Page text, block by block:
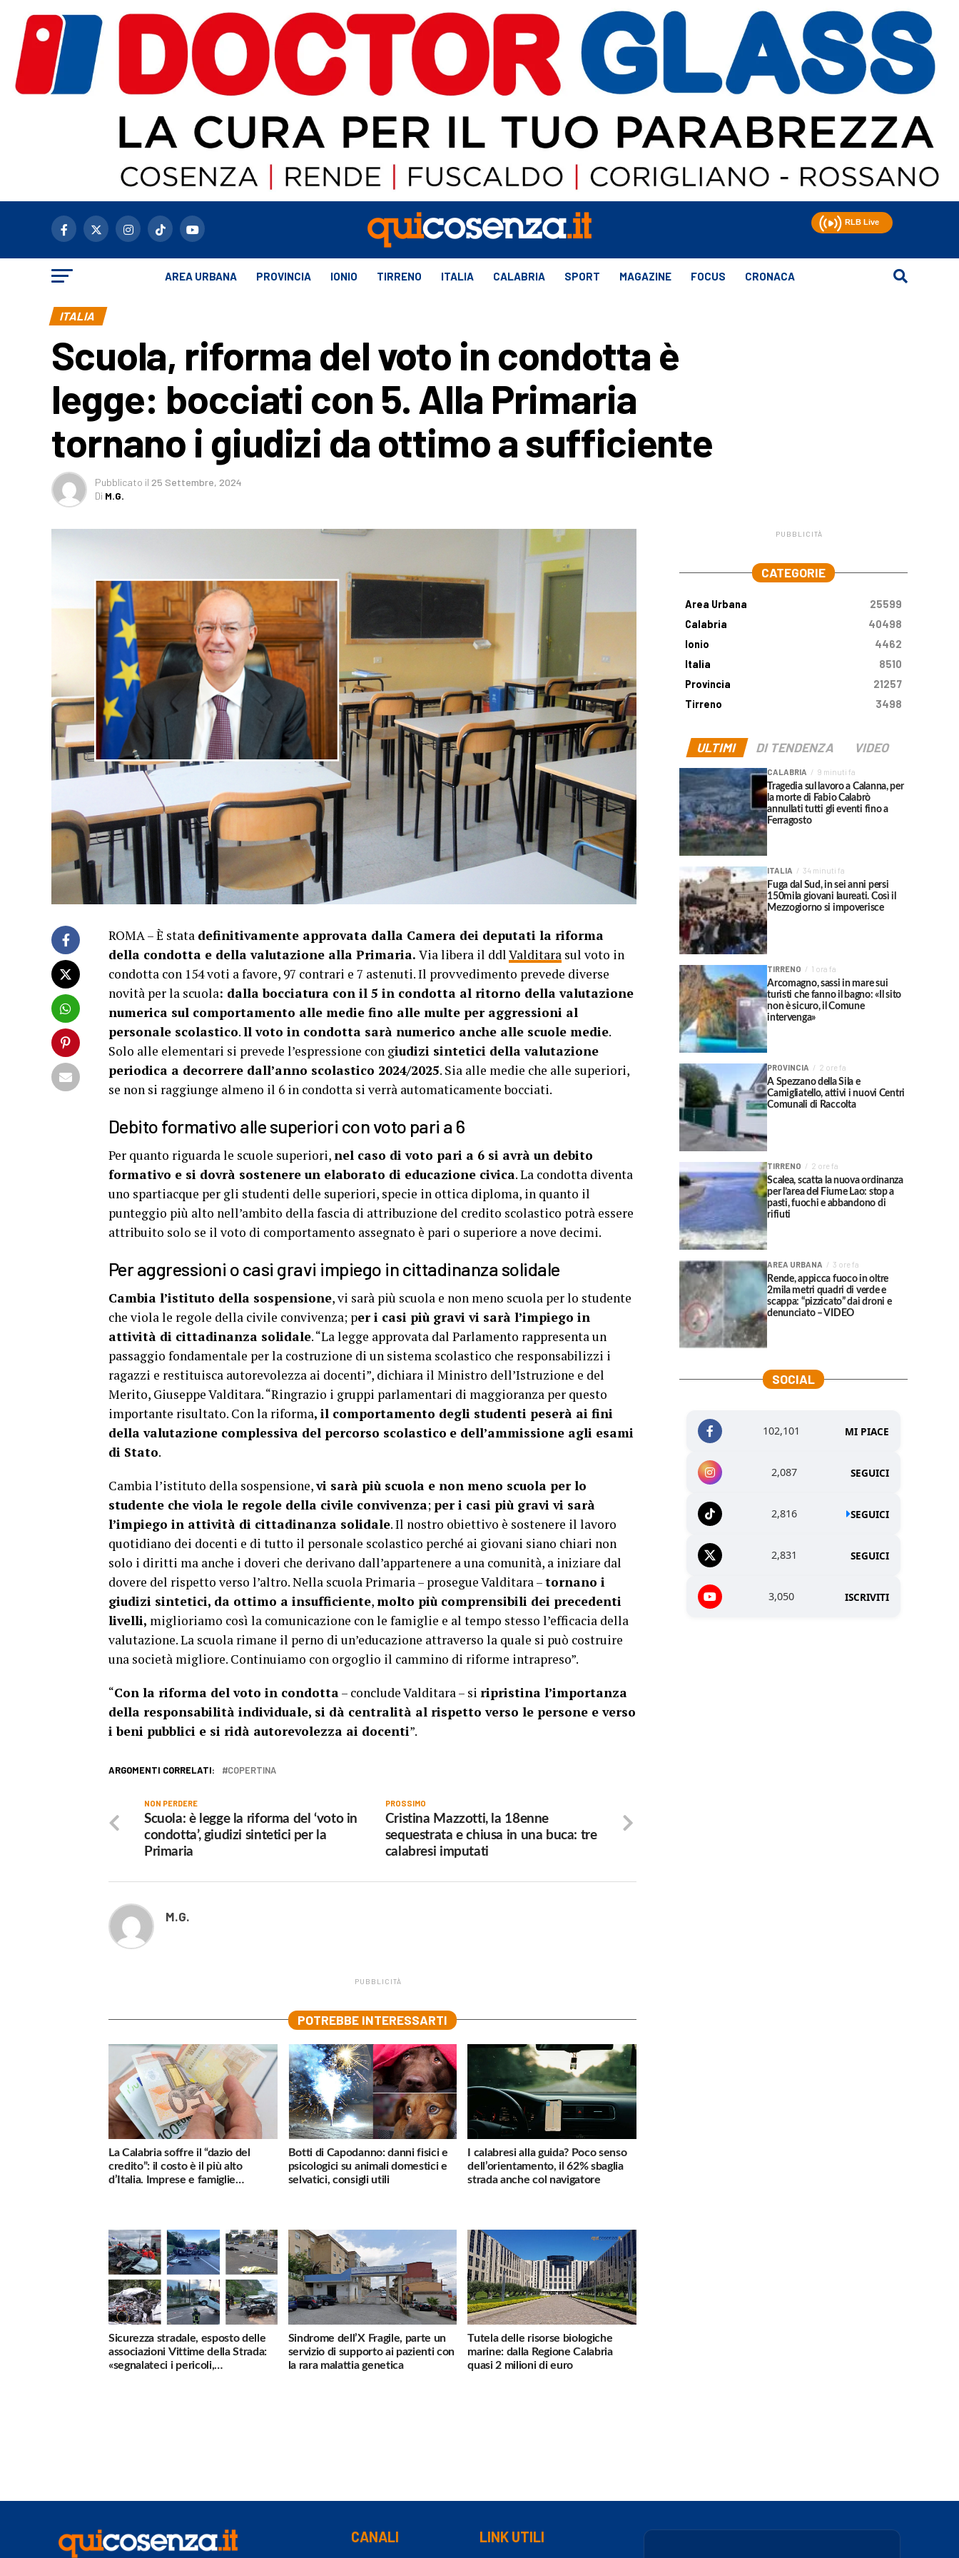
AREA URBANA PROVINCIA IONIO TIRRENO ITALIA CALABRIA SPORT MAGAZINE FOCUS CRONACA
ITALIA
Scuola, riforma del voto in condotta è
legge: bocciati con 5. Alla Primaria
tornano i giudizi da ottimo a sufficiente
Pubblicato il 25 Settembre, 2024
Di M.G.
ROMA – È stata definitivamente approvata dalla Camera dei deputati la riforma
della condotta e della valutazione alla Primaria. Via libera il ddlValditara sul voto in
condotta con 154 voti a favore, 97 contrari e 7 astenuti. Il provvedimento prevede diverse
novità per la scuola: dalla bocciatura con il 5 in condotta al ritorno della valutazione
numerica sul comportamento alle medie fino alle multe per aggressioni al
personale scolastico.ll voto in condotta sarà numerico anche alle scuole medie.
Solo alle elementari si prevede l’espressione con giudizi sintetici della valutazione
periodica a decorrere dall’anno scolastico 2024/2025. Sia alle medie che alle superiori,
se non si raggiunge almeno il 6 in condotta si verrà automaticamente bocciati.
Debito formativo alle superiori con voto pari a 6
Per quanto riguarda le scuole superiori,nel caso di voto pari a 6 si avrà un debito
formativo e si dovrà sostenere un elaborato di educazione civica. La condotta diventa
uno spartiacque per gli studenti delle superiori, specie in ottica diploma, in quanto il
punteggio più alto nell’ambito della fascia di attribuzione del credito scolastico potrà essere
attribuito solo se il voto di comportamento assegnato è pari o superiore a nove decimi.
Per aggressioni o casi gravi impiego in cittadinanza solidale
Cambia l’istituto della sospensione, vi sarà più scuola e non meno scuola per lo studente
che viola le regole della civile convivenza; per i casi più gravi vi sarà l’impiego in
attività di cittadinanza solidale. “La legge approvata dal Parlamento rappresenta un
passaggio fondamentale per la costruzione di un sistema scolastico che responsabilizzi i
ragazzi e restituisca autorevolezza ai docenti”, dichiara il Ministro dell’Istruzione e del
Merito, Giuseppe Valditara. “Ringrazio i gruppi parlamentari di maggioranza per questo
importante risultato. Con la riforma, il comportamento degli studenti peserà ai fini
della valutazione complessiva del percorso scolastico e dell’ammissione agli esami
di Stato.
Cambia l’istituto della sospensione,vi sarà più scuola e non meno scuola per lo
studente che viola le regole della civile convivenza; per i casi più gravi vi sarà
l’impiego in attività di cittadinanza solidale. Il nostro obiettivo è sostenere il lavoro
quotidiano dei docenti e di tutto il personale scolastico perché ai giovani siano chiari non
solo i diritti ma anche i doveri che derivano dall’appartenere a una comunità, a iniziare dal
dovere del rispetto verso l’altro. Nella scuola Primaria – prosegue Valditara –tornano i
giudizi sintetici, da ottimo a insufficiente,molto più comprensibili dei precedenti
livelli, miglioriamo così la comunicazione con le famiglie e al tempo stesso l’efficacia della
valutazione. La scuola rimane il perno di un’educazione attraverso la quale si può costruire
una società migliore. Continuiamo con orgoglio il cammino di riforme intrapreso”.
“Con la riforma del voto in condotta– conclude Valditara – si ripristina l’importanza
della responsabilità individuale, si dà centralità al rispetto verso le persone e verso
i beni pubblici e si ridà autorevolezza ai docenti”.
ARGOMENTI CORRELATI: COPERTINA
PROSSIMO
Cristina Mazzotti, la 18enne
sequestrata e chiusa in una buca: tre
calabresi imputati
NON PERDERE
Scuola: è legge la riforma del ‘voto in
condotta’, giudizi sintetici per la
Primaria
M.G.
PUBBLICITÀ
POTREBBE INTERESSARTI
La Calabria soffre il “dazio del
credito”: il costo è il più alto
d’Italia. Imprese e famiglie
Botti di Capodanno: danni fisici e
psicologici su animali domestici e
selvatici, consigli utili
I calabresi alla guida? Poco senso
dell’orientamento, il 62% sbaglia
strada anche col navigatore
Sicurezza stradale, esposto delle
associazioni Vittime della Strada:
«segnalateci i pericoli,
Sindrome dell’X Fragile, parte un
servizio di supporto ai pazienti con
la rara malattia genetica
Tutela delle risorse biologiche
marine: dalla Regione Calabria
quasi 2 milioni di euro
PUBBLICITÀ
CATEGORIE
Area Urbana
25599
Calabria
40498
Ionio
4462
Italia
8510
Provincia
21257
Tirreno
3498
ULTIMI DI TENDENZA VIDEO
CALABRIA 9 minuti fa
Tragedia sul lavoro a Calanna, per
la morte di Fabio Calabrò
annullati tutti gli eventi fino a
Ferragosto
ITALIA 34 minuti fa
Fuga dal Sud, in sei anni persi
150mila giovani laureati. Così il
Mezzogiorno si impoverisce
TIRRENO 1 ora fa
Arcomagno, sassi in mare sui
turisti che fanno il bagno: «Il sito
non è sicuro, il Comune
intervenga»
PROVINCIA 2 ore fa
A Spezzano della Sila e
Camigliatello, attivi i nuovi Centri
Comunali di Raccolta
TIRRENO 2 ore fa
Scalea, scatta la nuova ordinanza
per l’area del Fiume Lao: stop a
pasti, fuochi e abbandono di
rifiuti
AREA URBANA 3 ore fa
Rende, appicca fuoco in oltre
2mila metri quadri di verde e
scappa: “pizzicato” dai droni e
denunciato – VIDEO
SOCIAL
102,101 MI PIACE
2,087 SEGUICI
2,816 SEGUICI
2,831 SEGUICI
3,050 ISCRIVITI
CANALI LINK UTILI